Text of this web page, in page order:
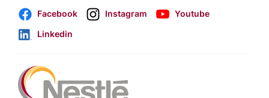
Facebook Instagram
Youtube
Linkedin